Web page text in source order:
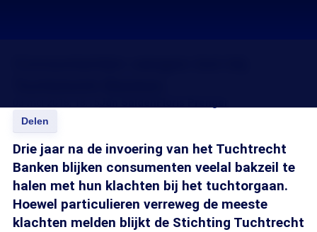
Delen
Drie jaar na de invoering van het Tuchtrecht
Banken blijken consumenten veelal bakzeil te
halen met hun klachten bij het tuchtorgaan.
Hoewel particulieren verreweg de meeste
klachten melden blijkt de Stichting Tuchtrecht